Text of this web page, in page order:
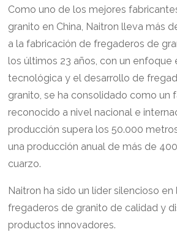
Como uno de los mejores
granito en China, Naitron lleva más
a la fabricación de fregaderos de
los últimos 23 años, con un enfoque
tecnológica y el desarrollo de
granito, se ha consolidado como un
reconocido a nivel nacional e
producción supera los 50.000
una producción anual de más de
cuarzo.
Naitron ha sido un líder silencioso
fregaderos de granito de calidad y
productos innovadores.